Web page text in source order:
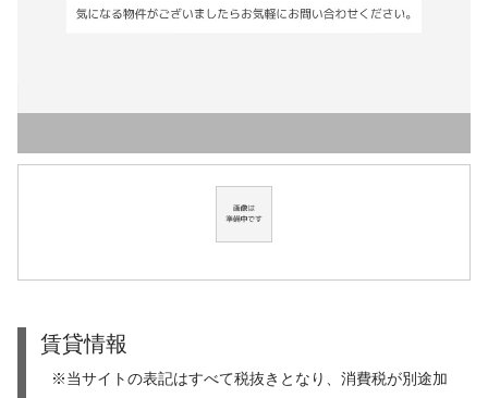
賃貸情報
※当サイトの表記はすべて税抜きとなり、消費税が別途加